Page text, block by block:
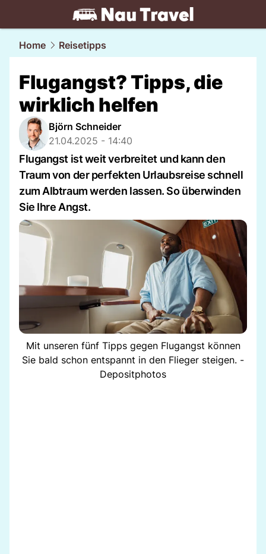
travel.NAU.ch
Home Reisetipps
Flugangst? Tipps, die
wirklich helfen
Björn Schneider
21.04.2025 - 14:40
Flugangst ist weit verbreitet und kann den
Traum von der perfekten Urlaubsreise schnell
zum Albtraum werden lassen. So überwinden
Sie Ihre Angst.
Mit unseren fünf Tipps gegen Flugangst können
Sie bald schon entspannt in den Flieger steigen. -
Depositphotos